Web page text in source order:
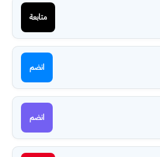
متابعة
انضم
انضم